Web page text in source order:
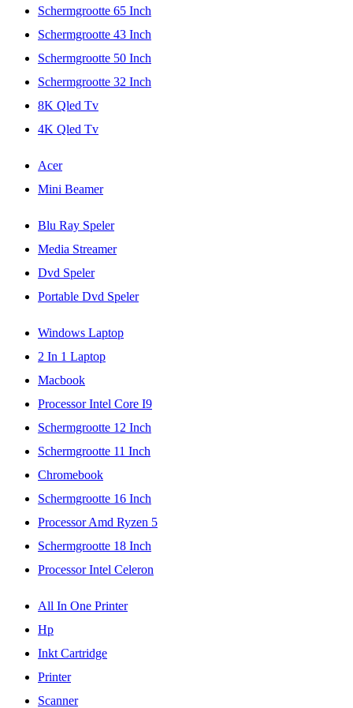
Schermgrootte 65 Inch
Schermgrootte 43 Inch
Schermgrootte 50 Inch
Schermgrootte 32 Inch
8K Qled Tv
4K Qled Tv
Acer
Mini Beamer
Blu Ray Speler
Media Streamer
Dvd Speler
Portable Dvd Speler
Windows Laptop
2 In 1 Laptop
Macbook
Processor Intel Core I9
Schermgrootte 12 Inch
Schermgrootte 11 Inch
Chromebook
Schermgrootte 16 Inch
Processor Amd Ryzen 5
Schermgrootte 18 Inch
Processor Intel Celeron
All In One Printer
Hp
Inkt Cartridge
Printer
Scanner